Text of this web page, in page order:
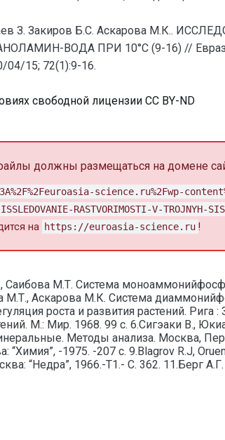
З. Закиров Б.С. Аскарова М.К..
ВОДА ПРИ 10°С (9-16) //
04/15; 72(1):9-16.
свободной лицензии CC BY-ND
должны размещаться на домене
science.ru%2Fwp-
RASTVORIMOSTI-V-TROJNYH-
на https://euroasia-science.ru !
Саибова М.Т. Система
М.Т., Аскарова М.К. Система
роста и развития растений.
М.: Мир. 1968. 99 с. 6.Сигэаки В.,
Методы анализа. Москва,
“Химия”, -1975. -207 с. 9.Blagrov R.J,
“Недра”, 1966.-Т1.- С. 362. 11.Берг